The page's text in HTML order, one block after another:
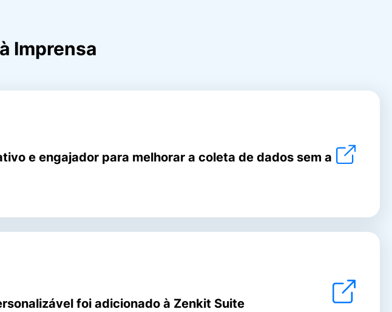
Imprensa
e engajador para melhorar a coleta de dados sem a
foi adicionado à Zenkit Suite